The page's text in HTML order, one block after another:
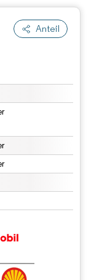
Anteil
gemäß CC BY 4.0.